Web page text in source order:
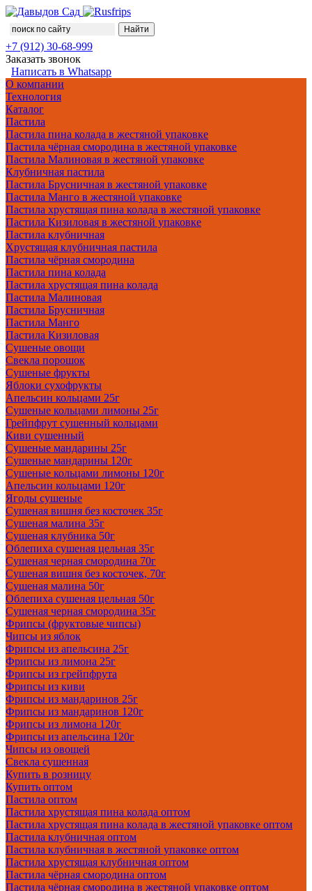
+7 (912) 30-68-999
Заказать звонок
Написать в Whatsapp
О компании
Технология
Каталог
Пастила
Пастила пина колада в жестяной упаковке
Пастила чёрная смородина в жестяной упаковке
Пастила Малиновая в жестяной упаковке
Клубничная пастила
Пастила Брусничная в жестяной упаковке
Пастила Манго в жестяной упаковке
Пастила хрустящая пина колада в жестяной упаковке
Пастила Кизиловая в жестяной упаковке
Пастила клубничная
Хрустящая клубничная пастила
Пастила чёрная смородина
Пастила пина колада
Пастила хрустящая пина колада
Пастила Малиновая
Пастила Брусничная
Пастила Манго
Пастила Кизиловая
Сушеные овощи
Свекла порошок
Сушеные фрукты
Яблоки сухофрукты
Апельсин кольцами 25г
Сушеные кольцами лимоны 25г
Грейпфрут сушенный кольцами
Киви сушенный
Сушеные мандарины 25г
Сушеные мандарины 120г
Сушеные кольцами лимоны 120г
Апельсин кольцами 120г
Ягоды сушеные
Сушеная вишня без косточек 35г
Сушеная малина 35г
Сушеная клубника 50г
Облепиха сушеная цельная 35г
Сушеная черная смородина 70г
Сушеная вишня без косточек, 70г
Сушеная малина 50г
Облепиха сушеная цельная 50г
Сушеная черная смородина 35г
Фрипсы (фруктовые чипсы)
Чипсы из яблок
Фрипсы из апельсина 25г
Фрипсы из лимона 25г
Фрипсы из грейпфрута
Фрипсы из киви
Фрипсы из мандаринов 25г
Фрипсы из мандаринов 120г
Фрипсы из лимона 120г
Фрипсы из апельсина 120г
Чипсы из овощей
Свекла сушенная
Купить в розницу
Купить оптом
Пастила оптом
Пастила хрустящая пина колада оптом
Пастила хрустящая пина колада в жестяной упаковке оптом
Пастила клубничная оптом
Пастила клубничная в жестяной упаковке оптом
Пастила хрустящая клубничная оптом
Пастила чёрная смородина оптом
Пастила чёрная смородина в жестяной упаковке оптом